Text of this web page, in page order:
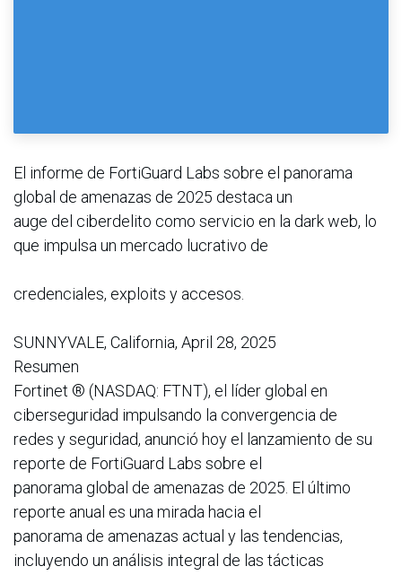
El informe de FortiGuard Labs sobre el panorama
global de amenazas de 2025 destaca un
auge del ciberdelito como servicio en la dark web, lo
que impulsa un mercado lucrativo de
credenciales, exploits y accesos.
SUNNYVALE, California, April 28, 2025
Resumen
Fortinet ® (NASDAQ: FTNT), el líder global en
ciberseguridad impulsando la convergencia de
redes y seguridad, anunció hoy el lanzamiento de su
reporte de FortiGuard Labs sobre el
panorama global de amenazas de 2025. El último
reporte anual es una mirada hacia el
panorama de amenazas actual y las tendencias,
incluyendo un análisis integral de las tácticas